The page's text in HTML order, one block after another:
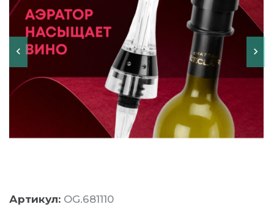
Артикул: OG.681110